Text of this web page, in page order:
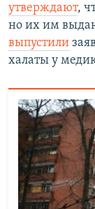
утверждают,
но их им
выпустили
халаты у